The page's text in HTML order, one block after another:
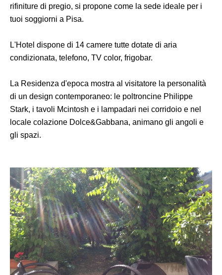
rifiniture di pregio, si propone come la sede ideale per i
tuoi soggiorni a Pisa.
L'Hotel dispone di 14 camere tutte dotate di aria
condizionata, telefono, TV color, frigobar.
La Residenza d'epoca mostra al visitatore la personalità
di un design contemporaneo: le poltroncine Philippe
Stark, i tavoli Mcintosh e i lampadari nei corridoio e nel
locale colazione Dolce&Gabbana, animano gli angoli e
gli spazi.